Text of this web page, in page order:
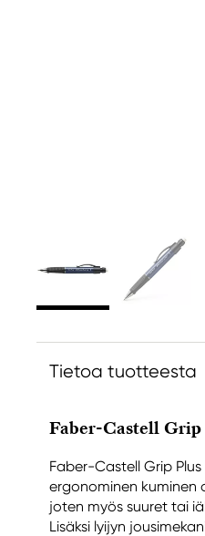
Tietoa tuotteesta
Faber-Castell
Faber-Castell Grip
ergonominen kuminen
joten myös suuret tai
Lisäksi lyijyn